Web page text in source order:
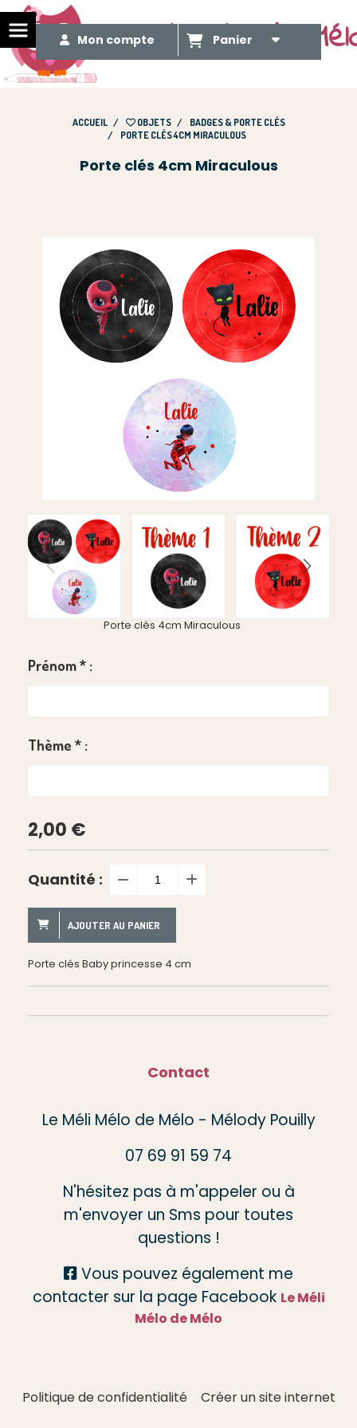
Le Méli Mélo de
Mon compte Panier
ACCUEIL OBJETS
BADGES & PORTE CLÉS
PORTE CLÉS 4CM MIRACULOUS
Porte clés 4cm Miraculous
Porte clés 4cm Miraculous
Prénom* :
Thème * :
2,00 €
Quantité :
AJOUTER AU PANIER
Porte clés Baby princesse 4 cm
Contact
Le Méli Mélo de Mélo - Mélody Pouilly
07 69 91 59 74
N'hésitez pas à m'appeler ou à
m'envoyer un Sms pour toutes
questions !
 Vous pouvez également me
contacter sur la page Facebook Le Méli
Mélo de Mélo
Politique de confidentialité Créer un site internet